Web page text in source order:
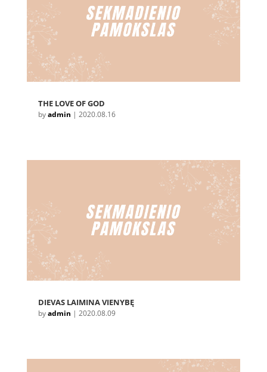
THE LOVE OF GOD
byadmin | 2020.08.16
DIEVAS LAIMINA VIENYBĘ
byadmin | 2020.08.09